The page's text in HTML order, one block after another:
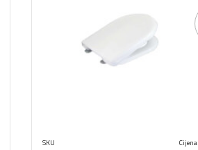
SKU
Cijena